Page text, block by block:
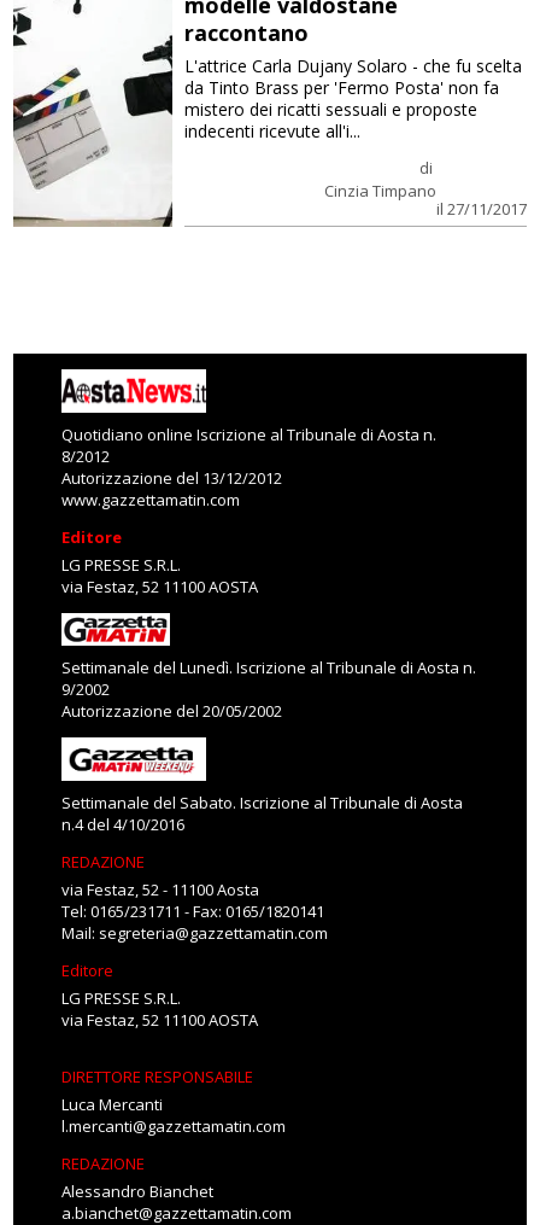
raccontano
di
Cinzia Timpano
il 27/11/2017
L'attrice Carla Dujany Solaro - che fu scelta
da Tinto Brass per 'Fermo Posta' non fa
mistero dei ricatti sessuali e proposte
indecenti ricevute all'i...
Quotidiano online Iscrizione al Tribunale di Aosta n.
8/2012
Autorizzazione del 13/12/2012
www.gazzettamatin.com
Editore
LG PRESSE S.R.L.
via Festaz, 52 11100 AOSTA
Settimanale del Lunedì. Iscrizione al Tribunale di Aosta n.
9/2002
Autorizzazione del 20/05/2002
Settimanale del Sabato. Iscrizione al Tribunale di Aosta
n.4 del 4/10/2016
REDAZIONE
via Festaz, 52 - 11100 Aosta
Tel: 0165/231711 - Fax: 0165/1820141
Mail: segreteria@gazzettamatin.com
Editore
LG PRESSE S.R.L.
via Festaz, 52 11100 AOSTA
DIRETTORE RESPONSABILE
Luca Mercanti
l.mercanti@gazzettamatin.com
REDAZIONE
Alessandro Bianchet
a.bianchet@gazzettamatin.com